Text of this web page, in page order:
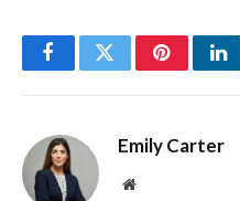
FacebookTwitterPinterest
Emily Carter
Website